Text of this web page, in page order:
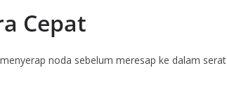
Cepat
noda sebelum meresap ke dalam serat